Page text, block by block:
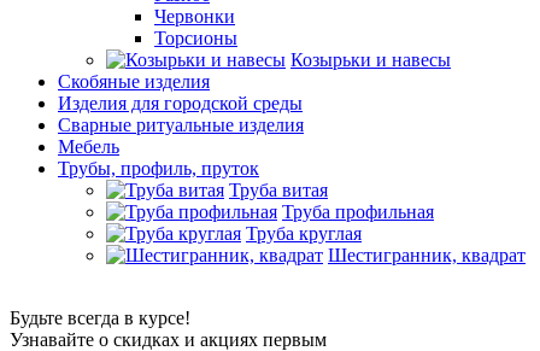
Червонки
Торсионы
Козырьки и навесы
Скобяные изделия
Изделия для городской среды
Сварные ритуальные изделия
Мебель
Трубы, профиль, пруток
Труба витая
Труба профильная
Труба круглая
Шестигранник, квадрат
Будьте всегда в курсе!
Узнавайте о скидках и акциях первым